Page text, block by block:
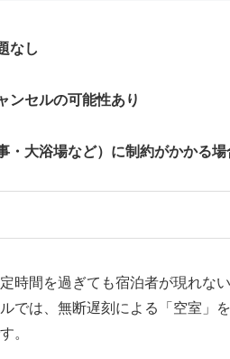
なし
ンセルの可能性あり
・大浴場など）に制約がかかる場
時間を過ぎても宿泊者が現れな
では、無断遅刻による「空室」を
。